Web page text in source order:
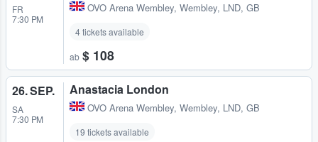
FR
7:30 PM
OVO Arena Wembley, Wembley, LND, GB
4 tickets available
ab $ 108
26. SEP.
SA
7:30 PM
Anastacia London
OVO Arena Wembley, Wembley, LND, GB
19 tickets available